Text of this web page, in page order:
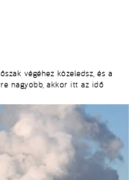
végéhez közeledsz, és a
nagyobb, akkor itt az idő